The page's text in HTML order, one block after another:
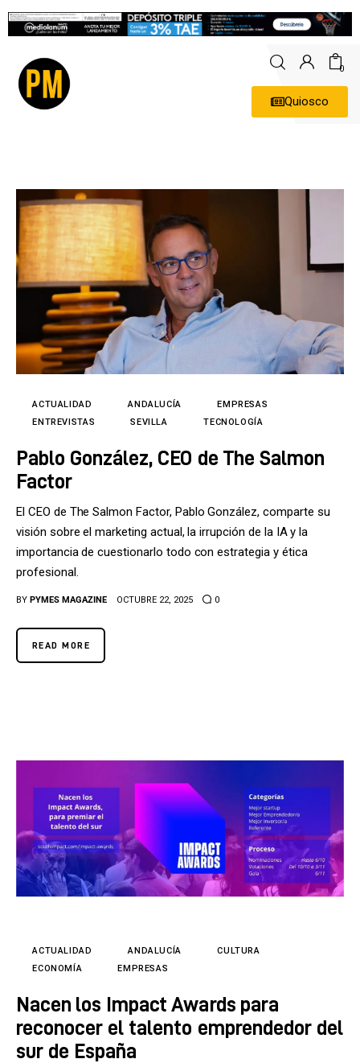
0
Quiosco
Economía
Empresas
Entrevistas
Expertos
Tecnología
Cultura
Directorio
ACTUALIDAD ANDALUCÍA
EMPRESAS
ENTREVISTAS
SEVILLA TECNOLOGÍA
Pablo González, CEO de The Salmon
Factor
El CEO de The Salmon Factor, Pablo González, comparte su
visión sobre el marketing actual, la irrupción de la IA y la
importancia de cuestionarlo todo con estrategia y ética
profesional.
BY PYMES MAGAZINE OCTUBRE 22, 2025 0
READ MORE
ACTUALIDAD ANDALUCÍA
CULTURA
ECONOMÍA
EMPRESAS
Nacen los Impact Awards para
reconocer el talento emprendedor del
sur de España